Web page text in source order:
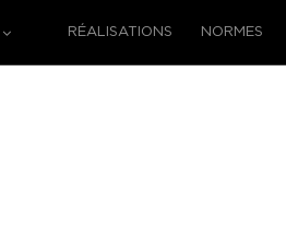
RÉALISATIONS NORMES